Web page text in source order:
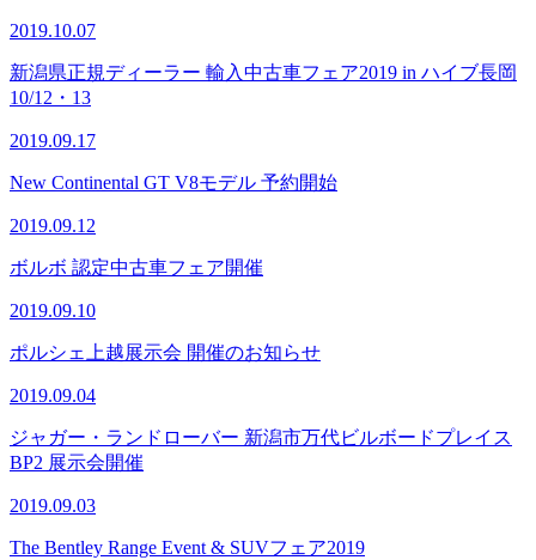
2019.10.07
新潟県正規ディーラー 輸入中古車フェア2019 in ハイブ長岡
10/12・13
2019.09.17
New Continental GT V8モデル 予約開始
2019.09.12
ボルボ 認定中古車フェア開催
2019.09.10
ポルシェ上越展示会 開催のお知らせ
2019.09.04
ジャガー・ランドローバー 新潟市万代ビルボードプレイス
BP2 展示会開催
2019.09.03
The Bentley Range Event & SUVフェア2019